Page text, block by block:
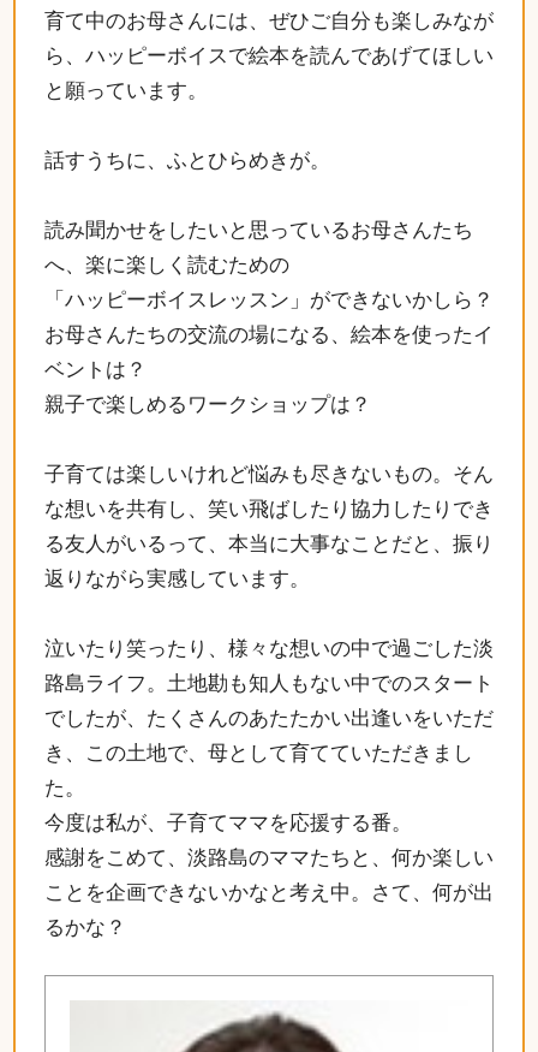
育て中のお母さんには、ぜひご自分も楽しみなが
ら、ハッピーボイスで絵本を読んであげてほしい
と願っています。
話すうちに、ふとひらめきが。
読み聞かせをしたいと思っているお母さんたち
へ、楽に楽しく読むための
「ハッピーボイスレッスン」ができないかしら？
お母さんたちの交流の場になる、絵本を使ったイ
ベントは？
親子で楽しめるワークショップは？
子育ては楽しいけれど悩みも尽きないもの。そん
な想いを共有し、笑い飛ばしたり協力したりでき
る友人がいるって、本当に大事なことだと、振り
返りながら実感しています。
泣いたり笑ったり、様々な想いの中で過ごした淡
路島ライフ。土地勘も知人もない中でのスタート
でしたが、たくさんのあたたかい出逢いをいただ
き、この土地で、母として育てていただきまし
た。
今度は私が、子育てママを応援する番。
感謝をこめて、淡路島のママたちと、何か楽しい
ことを企画できないかなと考え中。さて、何が出
るかな？